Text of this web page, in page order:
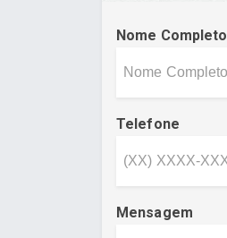
Nome Completo
Telefone
Mensagem